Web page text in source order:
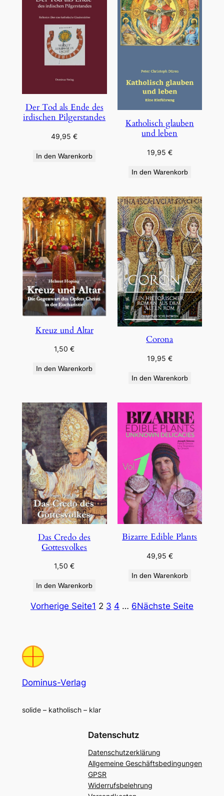
Der Tod als Ende des
irdischen Pilgerstandes
49,95€
In den Warenkorb
Katholisch glauben
und leben
19,95 €
In den Warenkorb
Kreuz und Altar
1,50€
In den Warenkorb
Corona
19,95 €
In den Warenkorb
Das Credo des
Gottesvolkes
1,50€
In den Warenkorb
Bizarre Edible Plants
49,95 €
In den Warenkorb
Vorherige Seite1 2 3 4 … 6Nächste Seite
Dominus-Verlag
solide – katholisch – klar
Datenschutz
Datenschutzerklärung
Allgemeine Geschäftsbedingungen
GPSR
Widerrufsbelehrung